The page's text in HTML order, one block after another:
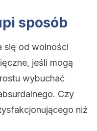
sposób
się od wolności
jeśli mogą
wybuchać
Czy
niż